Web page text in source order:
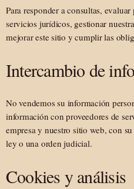
Para responder a consultas,
servicios jurídicos, gestionar
mejorar este sitio y cumplir las
Intercambio de
No vendemos su información
información con proveedores de
empresa y nuestro sitio web, con
ley o una orden judicial.
Cookies y análisis